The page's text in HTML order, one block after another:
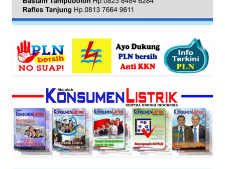
DISCLAIMER
Wahana
News
Regional
SUMUT
WN
JAKARTA